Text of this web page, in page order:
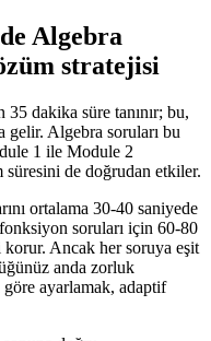
Algebra
stratejisi
dakika süre tanınır; bu,
gelir. Algebra soruları bu
1 ile Module 2
süresini de doğrudan etkiler.
ortalama 30-40 saniyede
soruları için 60-80
korur. Ancak her soruya eşit
anda zorluk
ayarlamak, adaptif